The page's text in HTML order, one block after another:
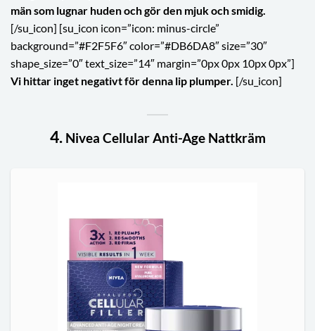
män som lugnar huden och gör den mjuk och smidig.
[/su_icon] [su_icon icon=”icon: minus-circle”
background=”#F2F5F6″ color=”#DB6DA8″ size=”30″
shape_size=”0″ text_size=”14″ margin=”0px 0px 10px 0px”]
Vi hittar inget negativt för denna lip plumper. [/su_icon]
4. Nivea Cellular Anti-Age Nattkräm